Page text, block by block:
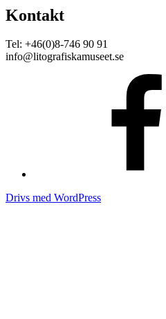
Kontakt
Tel: +46(0)8-746 90 91
info@litografiskamuseet.se
Drivs med WordPress